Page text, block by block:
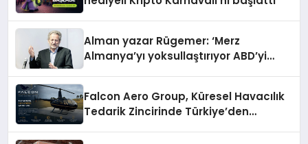
Alman yazar Rügemer: ‘Merz
Almanya’yı yoksullaştırıyor ABD’yi
Falcon Aero Group, Küresel Havacılık
Tedarik Zincirinde Türkiye’den